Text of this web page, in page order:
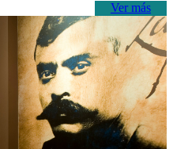
Ver más